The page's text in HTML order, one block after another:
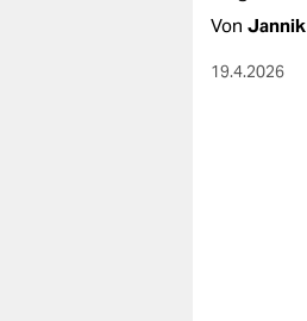
Von
19.4.2026